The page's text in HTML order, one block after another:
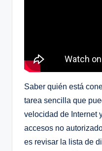
Saber quién está
tarea sencilla que
velocidad de Internet
accesos no
es revisar la lista de